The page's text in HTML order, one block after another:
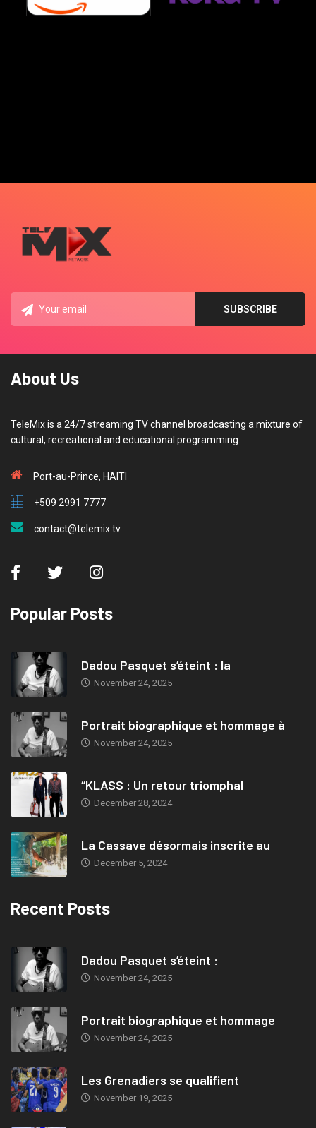
About Us
TeleMix is a 24/7 streaming TV channel broadcasting a mixture of
cultural, recreational and educational programming.
Port-au-Prince, HAITI
+509 2991 7777
contact@telemix.tv
Popular Posts
Dadou Pasquet s’éteint : la
November 24, 2025
Portrait biographique et hommage à
November 24, 2025
“KLASS : Un retour triomphal
December 28, 2024
La Cassave désormais inscrite au
December 5, 2024
Recent Posts
Dadou Pasquet s’éteint :
November 24, 2025
Portrait biographique et hommage
November 24, 2025
Les Grenadiers se qualifient
November 19, 2025